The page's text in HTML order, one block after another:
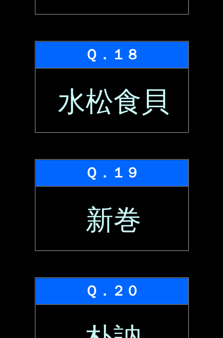
Ｑ．１８
水松食貝
Ｑ．１９
新巻
Ｑ．２０